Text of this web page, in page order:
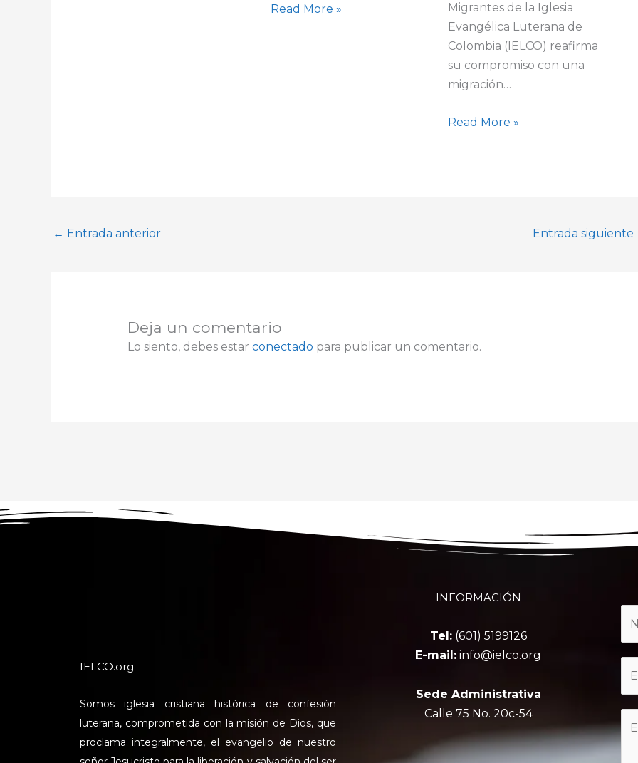
Read More »
Migrantes de la Iglesia
Evangélica Luterana de
Colombia (IELCO) reafirma
su compromiso con una
migración…
Read More »
← Entrada anterior Entrada siguiente
Deja un comentario
Lo siento, debes estar conectado para publicar un comentario.
IELCO.org
Somos iglesia cristiana histórica de confesión
luterana, comprometida con la misión de Dios, que
proclama integralmente, el evangelio de nuestro
INFORMACIÓN
Tel:(601) 5199126
E-mail: info@ielco.org
Sede Administrativa
Calle 75 No. 20c-54